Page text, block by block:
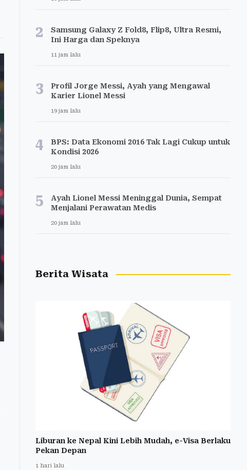
2
Samsung Galaxy Z Fold8, Flip8, Ultra Resmi,
Ini Harga dan Speknya
11 jam lalu
3
Profil Jorge Messi, Ayah yang Mengawal
Karier Lionel Messi
19 jam lalu
4
BPS: Data Ekonomi 2016 Tak Lagi Cukup untuk
Kondisi 2026
20 jam lalu
5
Ayah Lionel Messi Meninggal Dunia, Sempat
Menjalani Perawatan Medis
20 jam lalu
Berita Wisata
Liburan ke Nepal Kini Lebih Mudah, e-Visa Berlaku
Pekan Depan
1 hari lalu